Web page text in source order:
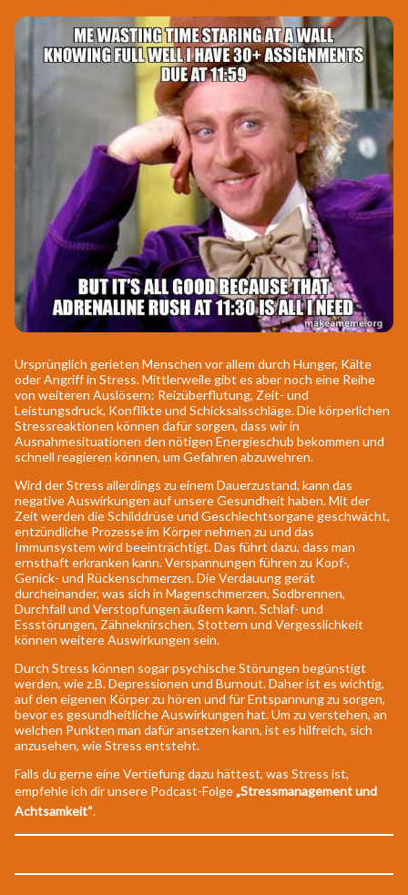
Ursprünglich gerieten Menschen vor allem durch Hunger, Kälte
oder Angriff in Stress. Mittlerweile gibt es aber noch eine Reihe
von weiteren Auslösern: Reizüberflutung, Zeit- und
Leistungsdruck, Konflikte und Schicksalsschläge. Die körperlichen
Stressreaktionen können dafür sorgen, dass wir in
Ausnahmesituationen den nötigen Energieschub bekommen und
schnell reagieren können, um Gefahren abzuwehren.
Wird der Stress allerdings zu einem Dauerzustand, kann das
negative Auswirkungen auf unsere Gesundheit haben. Mit der
Zeit werden die Schilddrüse und Geschlechtsorgane geschwächt,
entzündliche Prozesse im Körper nehmen zu und das
Immunsystem wird beeinträchtigt. Das führt dazu, dass man
ernsthaft erkranken kann. Verspannungen führen zu Kopf-,
Genick- und Rückenschmerzen. Die Verdauung gerät
durcheinander, was sich in Magenschmerzen, Sodbrennen,
Durchfall und Verstopfungen äußern kann. Schlaf- und
Essstörungen, Zähneknirschen, Stottern und Vergesslichkeit
können weitere Auswirkungen sein.
Durch Stress können sogar psychische Störungen begünstigt
werden, wie z.B. Depressionen und Burnout. Daher ist es wichtig,
auf den eigenen Körper zu hören und für Entspannung zu sorgen,
bevor es gesundheitliche Auswirkungen hat. Um zu verstehen, an
welchen Punkten man dafür ansetzen kann, ist es hilfreich, sich
anzusehen, wie Stress entsteht.
Falls du gerne eine Vertiefung dazu hättest, was Stress ist,
empfehle ich dir unsere Podcast-Folge„Stressmanagement und
Achtsamkeit“.